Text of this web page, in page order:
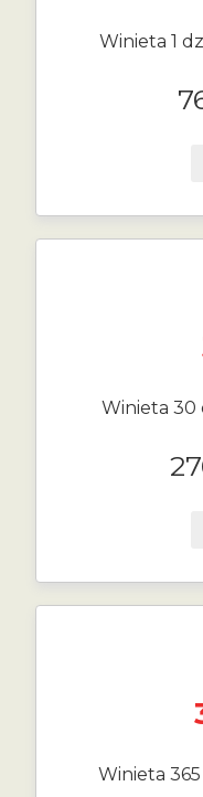
Winieta 1
Winieta 30
Winieta